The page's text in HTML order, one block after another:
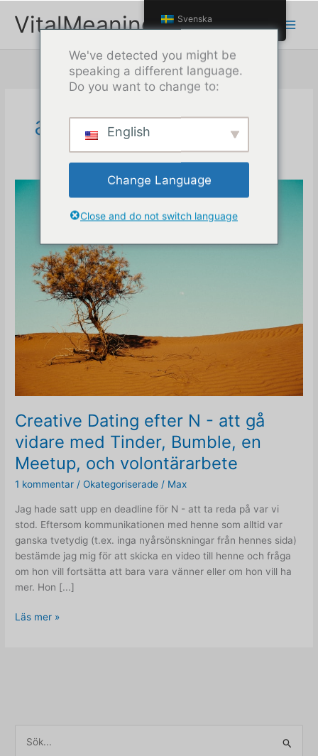
VitalMeaning
april 2022
Creative Dating efter N - att gå
vidare med Tinder, Bumble, en
Meetup, och volontärarbete
1 kommentar /Okategoriserade / Max
Jag hade satt upp en deadline för N - att ta reda på var vi
stod. Eftersom kommunikationen med henne som alltid var
ganska tvetydig (t.ex. inga nyårsönskningar från hennes sida)
bestämde jag mig för att skicka en video till henne och fråga
om hon vill fortsätta att bara vara vänner eller om hon vill ha
mer. Hon [...]
Creative
med
Läs mer »
Svenska
We've detected you might be
speaking a different language.
Do you want to change to:
English
Change Language
Close and do not switch language